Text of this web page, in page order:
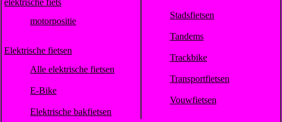
motorpositie
Elektrische fietsen
Alle elektrische fietsen
E-Bike
Elektrische bakfietsen
Stadsfietsen
Tandems
Trackbike
Transportfietsen
Vouwfietsen